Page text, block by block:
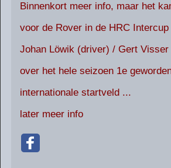
Binnenkort meer info, maar het
voor de Rover in de HRC
Johan Löwik (driver) / Gert
over het hele seizoen 1e
internationale startveld ...
later meer info